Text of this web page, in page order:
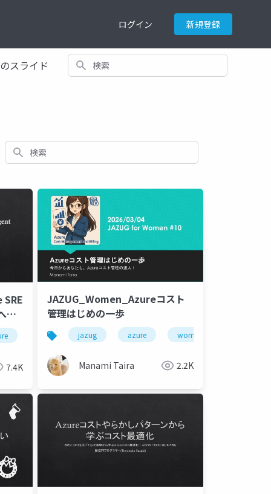
ログイン 新規登録
スライド 検索
検索
コスト最適化 llm
の
azurecostmanagement azuremanagement
7.4K
JAZUG_Women_Azureコスト
管理はじめの一歩
jazug azure women
Manami Taira 2.2K